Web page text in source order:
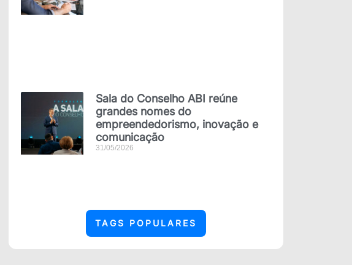
Sala do Conselho ABI reúne
grandes nomes do
empreendedorismo, inovação e
comunicação
31/05/2026
TAGS POPULARES